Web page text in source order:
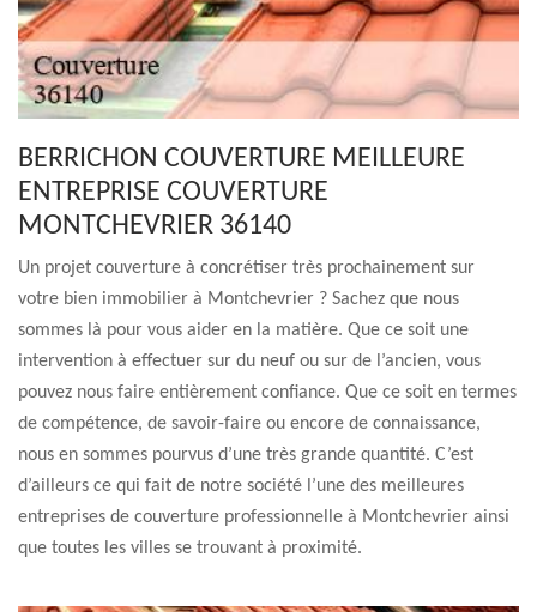
BERRICHON COUVERTURE MEILLEURE
ENTREPRISE COUVERTURE
MONTCHEVRIER 36140
Un projet couverture à concrétiser très prochainement sur
votre bien immobilier à Montchevrier ? Sachez que nous
sommes là pour vous aider en la matière. Que ce soit une
intervention à effectuer sur du neuf ou sur de l’ancien, vous
pouvez nous faire entièrement confiance. Que ce soit en termes
de compétence, de savoir-faire ou encore de connaissance,
nous en sommes pourvus d’une très grande quantité. C’est
d’ailleurs ce qui fait de notre société l’une des meilleures
entreprises de couverture professionnelle à Montchevrier ainsi
que toutes les villes se trouvant à proximité.